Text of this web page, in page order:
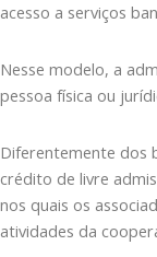
acesso a serviços
Nesse modelo, a
pessoa física ou
Diferentemente dos
crédito de livre
nos quais os
atividades da